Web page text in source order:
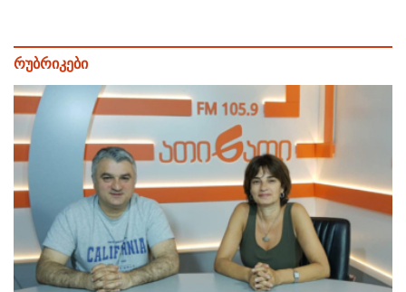
რუბრიკები